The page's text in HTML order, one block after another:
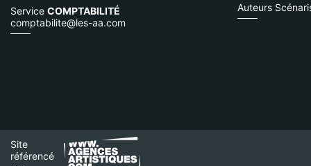
Service COMPTABILITÉ
comptabilite@les-aa.com
Auteurs
Site
référencé